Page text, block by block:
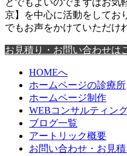
京】を中心に活動をしてお
でもお声をかけていただけ
お見積り・お問い合わせは
HOMEへ
ホームページの診療所
ホームページ制作
WEBコンサルティン
ブログ一覧
アートリック概要
お問い合わせ・お見積